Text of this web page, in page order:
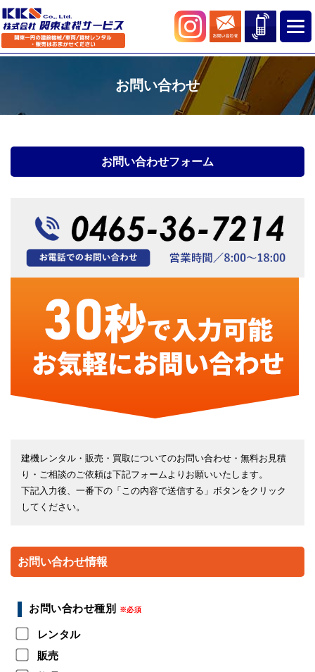
お問い合わせ
お問い合わせフォーム
建機レンタル・販売・買取についてのお問い合わせ・無料お見積
り・ご相談のご依頼は下記フォームよりお願いいたします。
下記入力後、一番下の「この内容で送信する」ボタンをクリック
してください。
お問い合わせ情報
お問い合わせ種別 ※必須
レンタル
販売